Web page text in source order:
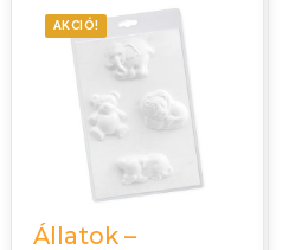
AKCIÓ!
Állatok –